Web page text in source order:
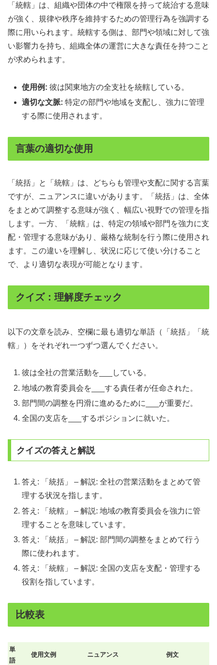
「統轄」は、組織や団体の中で権限を持って統治する意味
が強く、規律や秩序を維持するための管理行為を強調する
際に用いられます。統轄する側は、部門や領域に対して強
い影響力を持ち、組織全体の運営に大きな責任を持つこと
が求められます。
使用例: 彼は関東地方の全支社を統轄している。
適切な文脈: 特定の部門や地域を支配し、強力に管理
する際に使用されます。
言葉の適切な使用
「統括」と「統轄」は、どちらも管理や支配に関する言葉
ですが、ニュアンスに違いがあります。「統括」は、全体
をまとめて調整する意味が強く、幅広い視野での管理を指
します。一方、「統轄」は、特定の領域や部門を強力に支
配・管理する意味があり、厳格な統制を行う際に使用され
ます。この違いを理解し、状況に応じて使い分けること
で、より適切な表現が可能となります。
クイズ：理解度チェック
以下の文章を読み、空欄に最も適切な単語（「統括」「統
轄」）をそれぞれ一つずつ選んでください。
彼は全社の営業活動を___している。
地域の教育委員会を___する責任者が任命された。
部門間の調整を円滑に進めるために___が重要だ。
全国の支店を___するポジションに就いた。
クイズの答えと解説
答え: 「統括」 – 解説: 全社の営業活動をまとめて管
理する状況を指します。
答え: 「統轄」 – 解説: 地域の教育委員会を強力に管
理することを意味しています。
答え: 「統括」 – 解説: 部門間の調整をまとめて行う
際に使われます。
答え: 「統轄」 – 解説: 全国の支店を支配・管理する
役割を指しています。
比較表
単
語
使用文例 ニュアンス 例文